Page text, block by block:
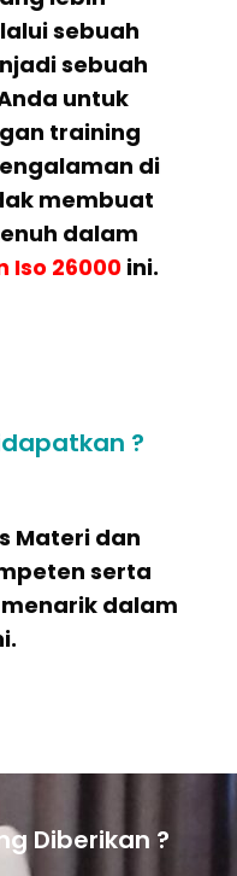
sebuah
sebuah
untuk
training
di
membuat
dalam
Iso 26000 ini.
?
Materi dan
serta
dalam
Diberikan ?